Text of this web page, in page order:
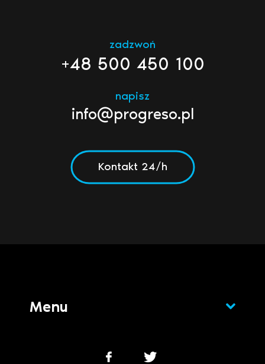
zadzwoń
+48 500 450 100
napisz
info@progreso.pl
Kontakt 24/h
Menu